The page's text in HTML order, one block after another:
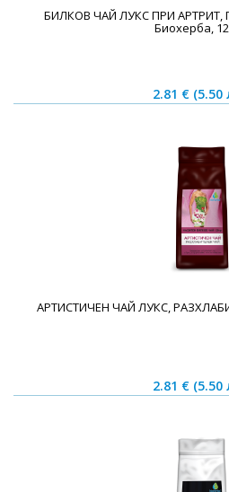
БИЛКОВ ЧАЙ ЛУКС ПРИ
Биохерба,
2.81 € (5.50
АРТИСТИЧЕН ЧАЙ ЛУКС,
2.81 € (5.50